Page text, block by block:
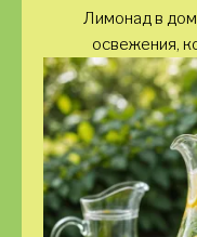
Лимонад в
освежения,